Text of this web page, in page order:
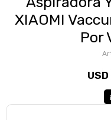
XIAOMI
Por
USD